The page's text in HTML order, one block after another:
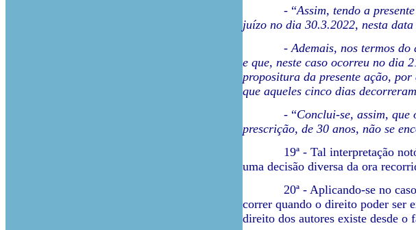
- “Assim, tendo a
juízo no dia 30.3.2022, nesta
-Ademais, nos termos
e que, neste caso ocorreu no dia
propositura da presente ação,
que aqueles cinco dias
- “Conclui-se, assim, que
prescrição, de 30 anos, não se
19ª - Tal interpretação notória
uma decisão diversa da ora
20ª - Aplicando-se no caso em
correr quando o direito poder ser
direito dos autores existe desde o